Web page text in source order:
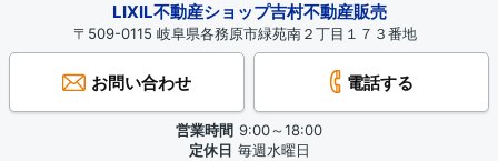
LIXIL不動産ショップ吉村不動産販売
〒509-0115 岐阜県各務原市緑苑南２丁目１７３番地
お問い合わせ 電話する
営業時間 9:00～18:00
定休日 毎週水曜日